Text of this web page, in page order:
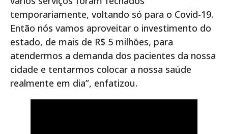
temporariamente, voltando só para o Covid-19.
Então nós vamos aproveitar o investimento do
estado, de mais de R$ 5 milhões, para
atendermos a demanda dos pacientes da nossa
cidade e tentarmos colocar a nossa saúde
realmente em dia”, enfatizou.